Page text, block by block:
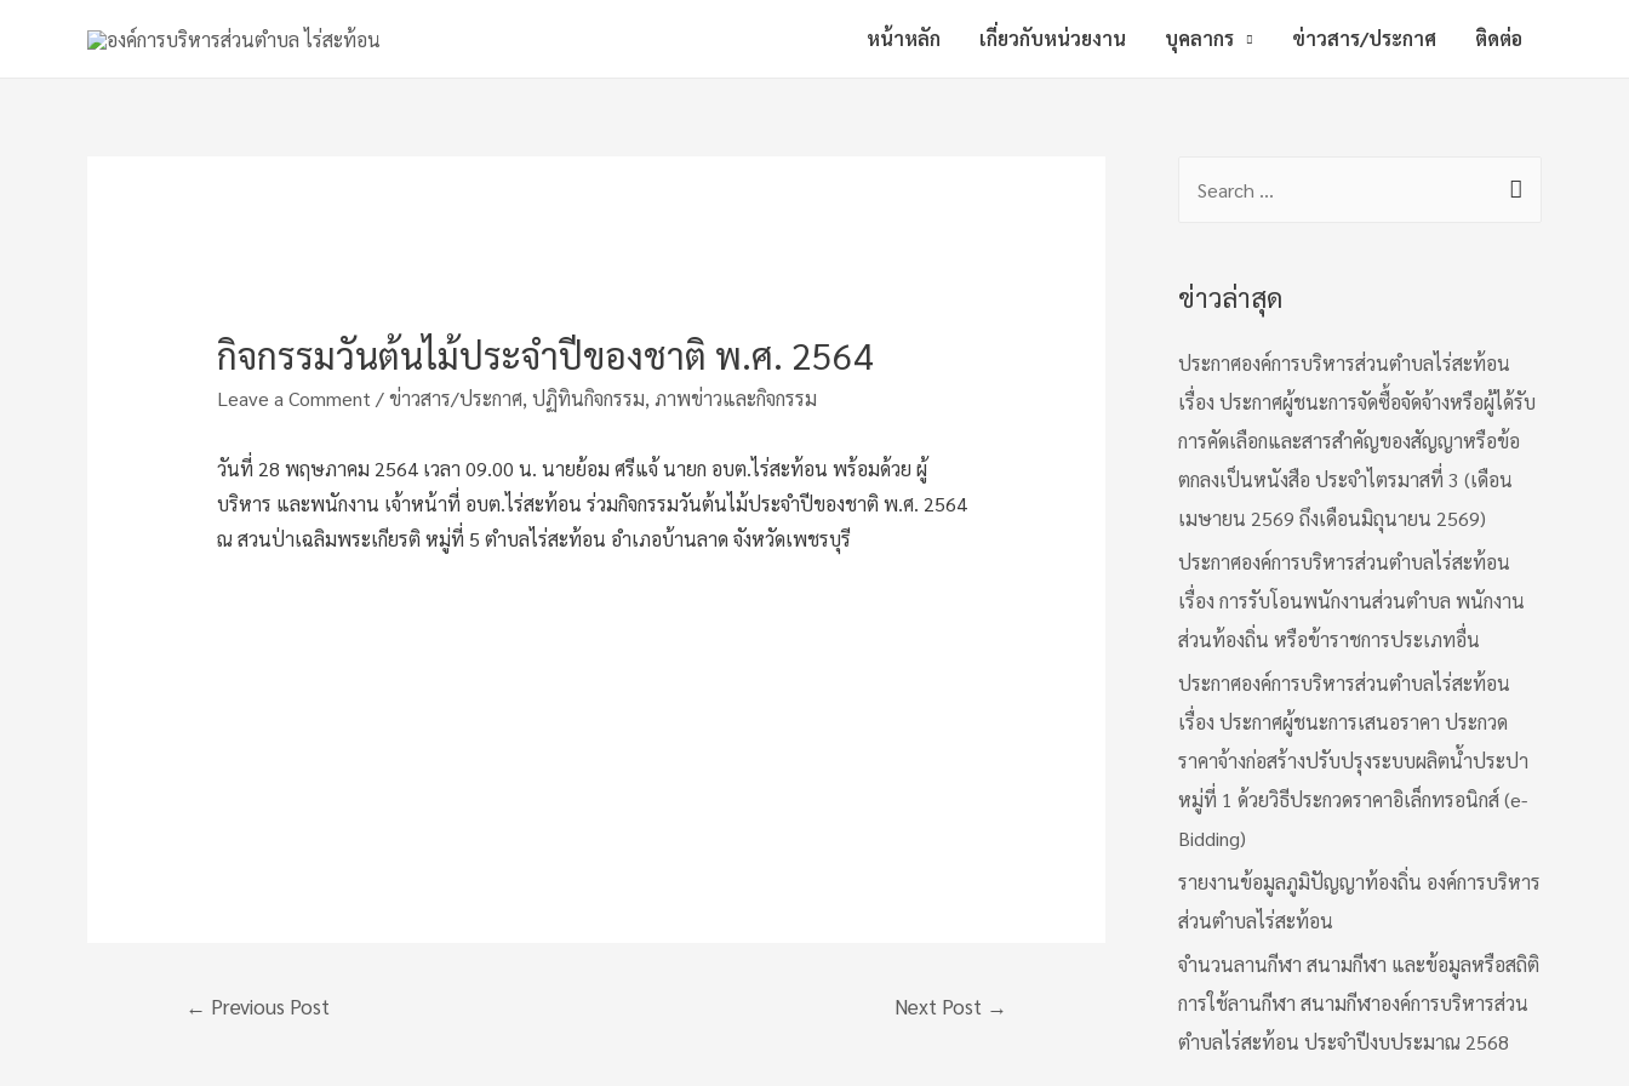
หน้าหลัก เกี่ยวกับหน่วยงาน บุคลากร ข่าวสาร/ประกาศ ติดต่อ
กิจกรรมวันต้นไม้ประจำปีของชาติ พ.ศ. 2564
Leave a Comment /ข่าวสาร/ประกาศ, ปฏิทินกิจกรรม, ภาพข่าวและกิจกรรม
วันที่ 28 พฤษภาคม 2564 เวลา 09.00 น. นายย้อม ศรีแจ้ นายก อบต.ไร่สะท้อน พร้อมด้วย ผู้
บริหาร และพนักงาน เจ้าหน้าที่ อบต.ไร่สะท้อน ร่วมกิจกรรมวันต้นไม้ประจำปีของชาติ พ.ศ. 2564
ณ สวนป่าเฉลิมพระเกียรติ หมู่ที่ 5 ตำบลไร่สะท้อน อำเภอบ้านลาด จังหวัดเพชรบุรี
Post
← Previous Post Next Post →
r
h
f
o
r
:
ข่าวล่าสุด
ประกาศองค์การบริหารส่วนตำบลไร่สะท้อน
เรื่อง ประกาศผู้ชนะการจัดซื้อจัดจ้างหรือผู้ได้รับ
การคัดเลือกและสารสำคัญของสัญญาหรือข้อ
ตกลงเป็นหนังสือ ประจำไตรมาสที่ 3 (เดือน
เมษายน 2569 ถึงเดือนมิถุนายน 2569)
ประกาศองค์การบริหารส่วนตำบลไร่สะท้อน
เรื่อง การรับโอนพนักงานส่วนตำบล พนักงาน
ส่วนท้องถิ่น หรือข้าราชการประเภทอื่น
ประกาศองค์การบริหารส่วนตำบลไร่สะท้อน
เรื่อง ประกาศผู้ชนะการเสนอราคา ประกวด
ราคาจ้างก่อสร้างปรับปรุงระบบผลิตน้ำประปา
หมู่ที่ 1 ด้วยวิธีประกวดราคาอิเล็กทรอนิกส์ (e-
Bidding)
รายงานข้อมูลภูมิปัญญาท้องถิ่น องค์การบริหาร
ส่วนตำบลไร่สะท้อน
จำนวนลานกีฬา สนามกีฬา และข้อมูลหรือสถิติ
การใช้ลานกีฬา สนามกีฬาองค์การบริหารส่วน
ตำบลไร่สะท้อน ประจำปีงบประมาณ 2568